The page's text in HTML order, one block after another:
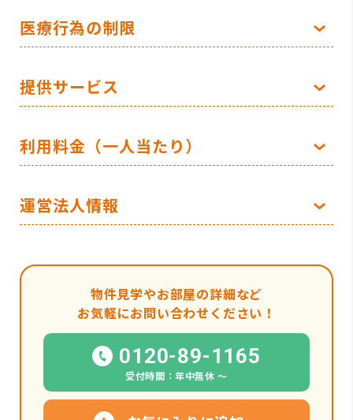
医療行為の制限
提供サービス
利用料金（一人当たり）
運営法人情報
物件見学やお部屋の詳細など
お気軽にお問い合わせください！
0120-89-1165
受付時間：年中無休 〜